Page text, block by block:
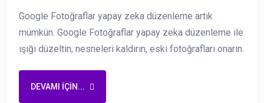
Google Fotoğraflar yapay zeka düzenleme artık
mümkün. Google Fotoğraflar yapay zeka düzenleme ile
ışığı düzeltin, nesneleri kaldırın, eski fotoğrafları onarın.
DEVAMI IÇIN...